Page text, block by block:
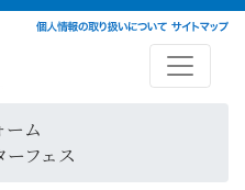
ーム
フェス